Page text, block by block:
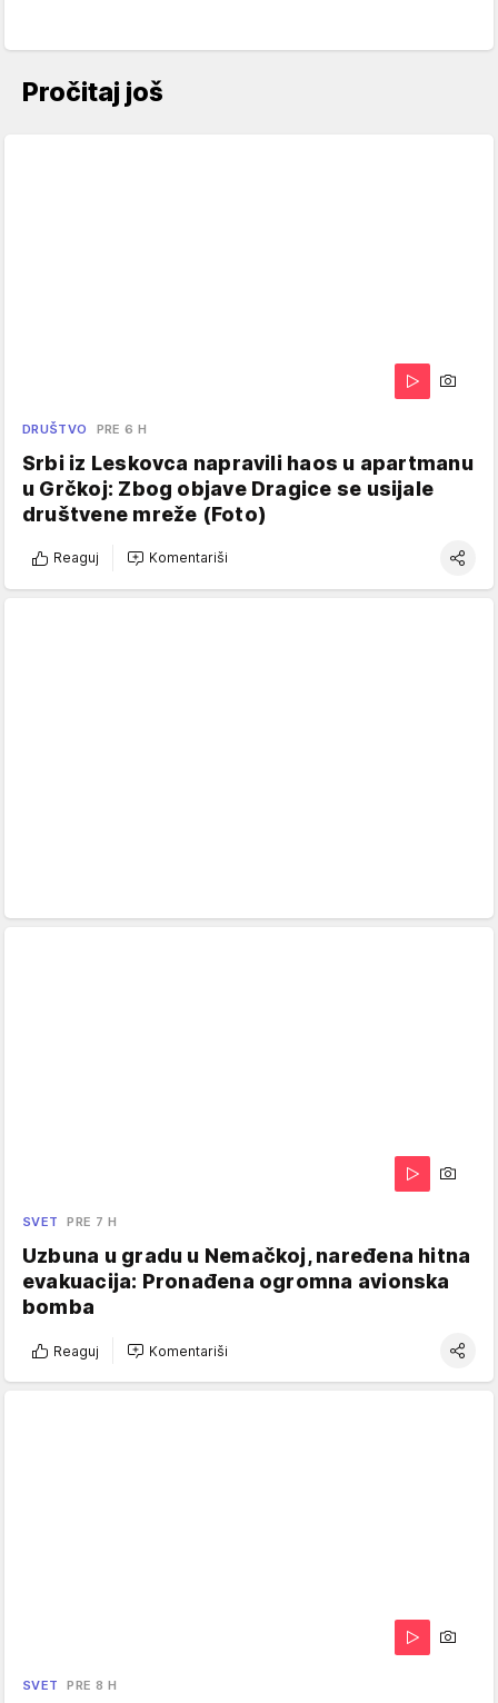
Pročitaj još
DRUŠTVO PRE 6 H
Srbi iz Leskovca napravili haos u apartmanu
u Grčkoj: Zbog objave Dragice se usijale
društvene mreže (Foto)
Reaguj Komentariši
SVET PRE 7 H
Uzbuna u gradu u Nemačkoj, naređena hitna
evakuacija: Pronađena ogromna avionska
bomba
Reaguj Komentariši
SVET PRE 8 H